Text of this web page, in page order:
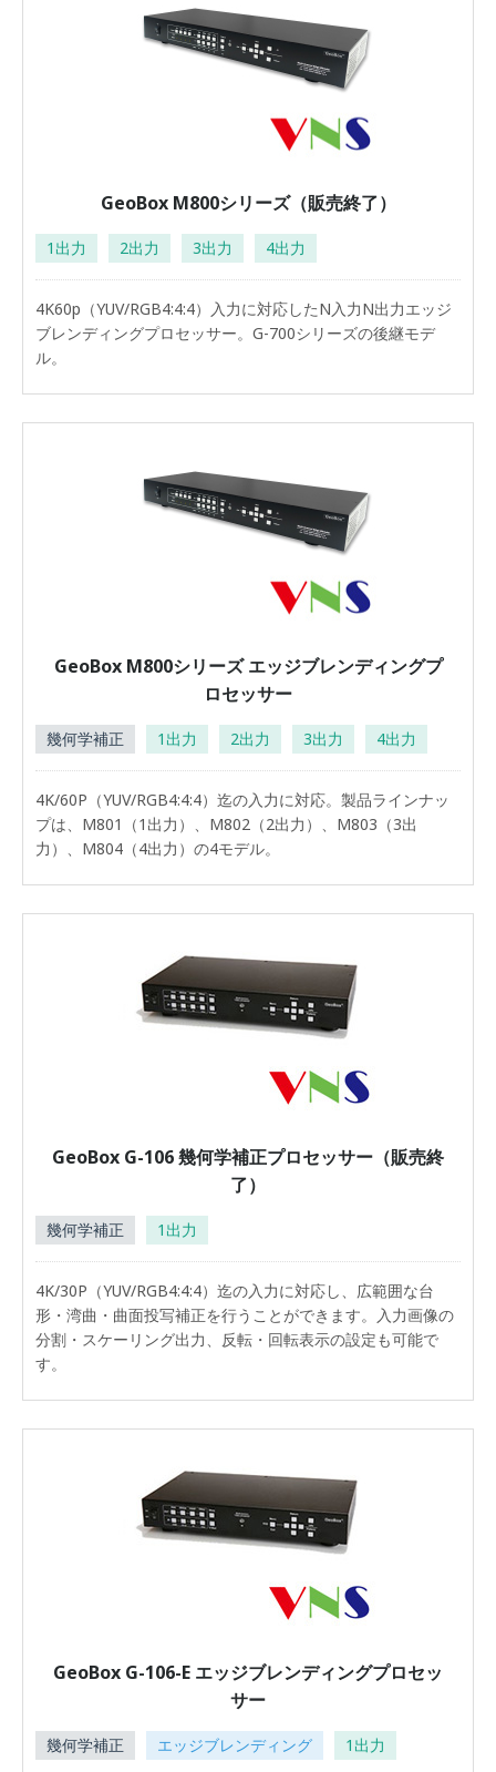
GeoBox M800シリーズ（販売終了）
1出力 2出力 3出力 4出力
4K60p（YUV/RGB4:4:4）入力に対応したN入力N出力エッジ
ブレンディングプロセッサー。G-700シリーズの後継モデ
ル。
GeoBox M800シリーズ エッジブレンディングプ
ロセッサー
幾何学補正 1出力 2出力 3出力 4出力
4K/60P（YUV/RGB4:4:4）迄の入力に対応。製品ラインナッ
プは、M801（1出力）、M802（2出力）、M803（3出
力）、M804（4出力）の4モデル。
GeoBox G-106 幾何学補正プロセッサー（販売終
了）
幾何学補正 1出力
4K/30P（YUV/RGB4:4:4）迄の入力に対応し、広範囲な台
形・湾曲・曲面投写補正を行うことができます。入力画像の
分割・スケーリング出力、反転・回転表示の設定も可能で
す。
GeoBox G-106-E エッジブレンディングプロセッ
サー
幾何学補正 エッジブレンディング 1出力